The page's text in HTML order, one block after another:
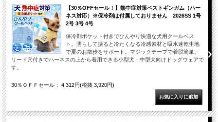
【30％OFFセール！】熱中症対策ベストギンガム（ハー
ネス対応）※保冷剤は付属しておりません 2026SS 1号
2号 3号 4号
保冷剤ポケット付きでひんやり快適な犬用クールベス
ト。濡らして振ると冷たくなる冷感素材と吸水速乾生地
で夏のお散歩をサポート。マジックテープで着脱簡単、
リード穴付きでハーネスの上から着用できる小型犬・中型犬向けドッグウェアで
す。
30％ＯＦＦセール： 4,312円(税抜 3,920円)